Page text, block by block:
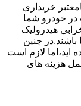
خریداری
در خودرو شما
هیدرولیک
چنین
اید،اما لازم است
هزینه های